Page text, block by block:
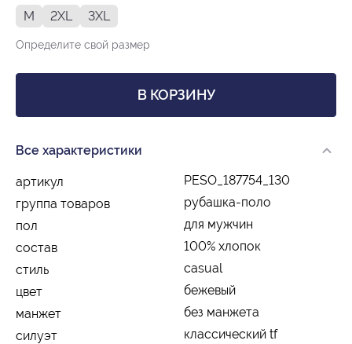
M
2XL 3XL
Определите свой размер
В КОРЗИНУ
Все характеристики
артикул
PESO_187754_130
группа товаров
рубашка-поло
пол
для мужчин
состав
100% хлопок
стиль
casual
цвет
бежевый
манжет
без манжета
силуэт
классический tf